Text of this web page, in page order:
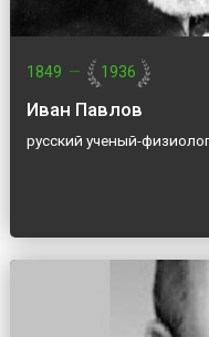
1849 — 1936
Иван Павлов
русский ученый-